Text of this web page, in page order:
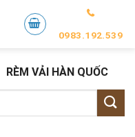
0983.192.539
RÈM VẢI HÀN QUỐC